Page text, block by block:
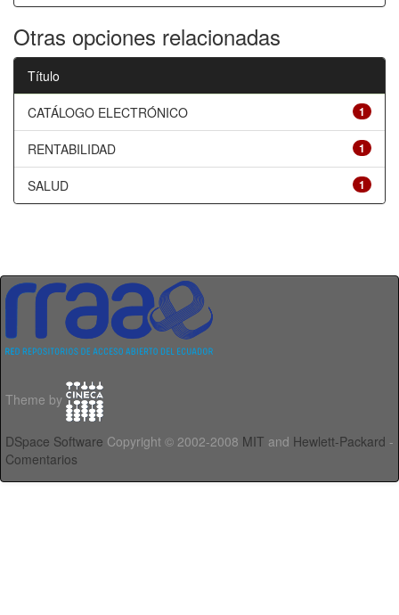
Otras opciones relacionadas
Título
1
CATÁLOGO ELECTRÓNICO
1
RENTABILIDAD
1
SALUD
Theme by
DSpace Software Copyright © 2002-2008 MIT and Hewlett-Packard -
Comentarios